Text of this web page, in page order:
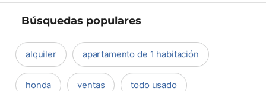
Búsquedas populares
alquiler apartamento de 1 habitación
honda ventas todo usado